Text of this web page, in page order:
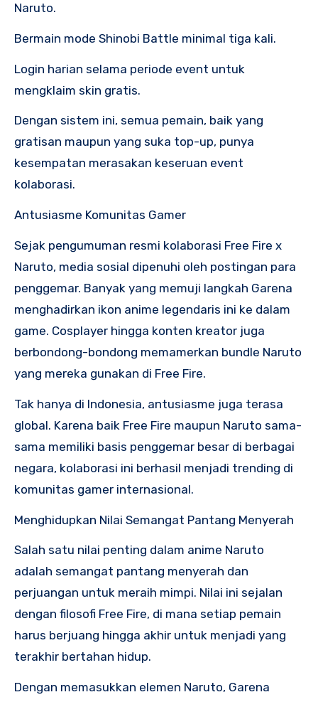
Naruto.
Bermain mode Shinobi Battle minimal tiga kali.
Login harian selama periode event untuk
mengklaim skin gratis.
Dengan sistem ini, semua pemain, baik yang
gratisan maupun yang suka top-up, punya
kesempatan merasakan keseruan event
kolaborasi.
Antusiasme Komunitas Gamer
Sejak pengumuman resmi kolaborasi Free Fire x
Naruto, media sosial dipenuhi oleh postingan para
penggemar. Banyak yang memuji langkah Garena
menghadirkan ikon anime legendaris ini ke dalam
game. Cosplayer hingga konten kreator juga
berbondong-bondong memamerkan bundle Naruto
yang mereka gunakan di Free Fire.
Tak hanya di Indonesia, antusiasme juga terasa
global. Karena baik Free Fire maupun Naruto sama-
sama memiliki basis penggemar besar di berbagai
negara, kolaborasi ini berhasil menjadi trending di
komunitas gamer internasional.
Menghidupkan Nilai Semangat Pantang Menyerah
Salah satu nilai penting dalam anime Naruto
adalah semangat pantang menyerah dan
perjuangan untuk meraih mimpi. Nilai ini sejalan
dengan filosofi Free Fire, di mana setiap pemain
harus berjuang hingga akhir untuk menjadi yang
terakhir bertahan hidup.
Dengan memasukkan elemen Naruto, Garena